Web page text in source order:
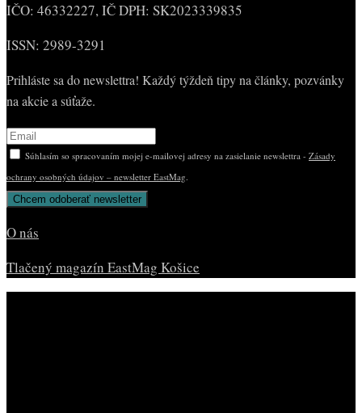
IČO: 46332227, IČ DPH: SK2023339835
ISSN: 2989-3291
Prihláste sa do newslettra! Každý týždeň tipy na články, pozvánky
na akcie a súťaže.
Súhlasím so spracovaním mojej e-mailovej adresy na zasielanie newslettra - Zásady
ochrany osobných údajov – newsletter EastMag.
O nás
Tlačený magazín EastMag Košice